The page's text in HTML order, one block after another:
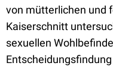
von mütterlichen und
Kaiserschnitt
sexuellen